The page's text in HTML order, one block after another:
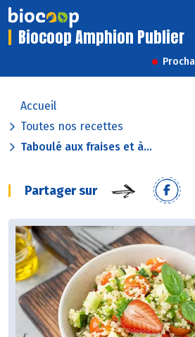
Biocoop Amphion Publier
Accueil
Toutes nos recettes
Taboulé aux fraises et à...
Partager sur